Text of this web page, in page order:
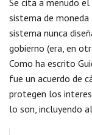
Se cita a menudo
sistema de
sistema nunca
gobierno (era, en
Como ha escrito
fue un acuerdo de
protegen los
lo son, incluyendo